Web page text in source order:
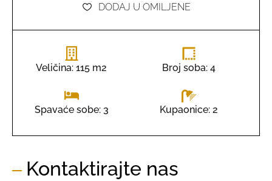
DODAJ U OMILJENE
Veličina: 115 m2 Broj soba: 4
Spavaće sobe: 3 Kupaonice: 2
Kontaktirajte nas